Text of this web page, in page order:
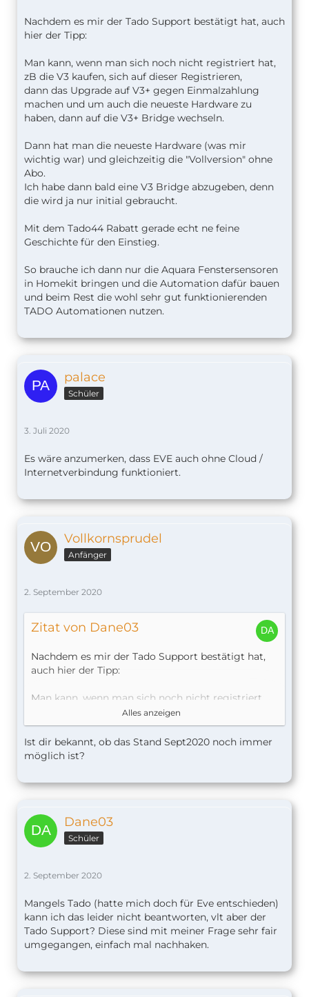
Nachdem es mir der Tado Support bestätigt hat, auch
hier der Tipp:
Man kann, wenn man sich noch nicht registriert hat,
zB die V3 kaufen, sich auf dieser Registrieren,
dann das Upgrade auf V3+ gegen Einmalzahlung
machen und um auch die neueste Hardware zu
haben, dann auf die V3+ Bridge wechseln.
Dann hat man die neueste Hardware (was mir
wichtig war) und gleichzeitig die "Vollversion" ohne
Abo.
Ich habe dann bald eine V3 Bridge abzugeben, denn
die wird ja nur initial gebraucht.
Mit dem Tado44 Rabatt gerade echt ne feine
Geschichte für den Einstieg.
So brauche ich dann nur die Aquara Fenstersensoren
in Homekit bringen und die Automation dafür bauen
und beim Rest die wohl sehr gut funktionierenden
TADO Automationen nutzen.
palace
Schüler
3. Juli 2020
Es wäre anzumerken, dass EVE auch ohne Cloud /
Internetverbindung funktioniert.
Vollkornsprudel
Anfänger
2. September 2020
Zitat von Dane03
Nachdem es mir der Tado Support bestätigt hat,
auch hier der Tipp:
Man kann, wenn man sich noch nicht registriert
hat, zB die V3 kaufen, sich auf dieser Registrieren,
dann das Upgrade auf V3+ gegen Einmalzahlung
machen und um auch die neueste Hardware zu
haben, dann auf die V3+ Bridge wechseln.
Dann hat man die neueste Hardware (was mir
Ich habe dann bald eine V3 Bridge abzugeben,
denn die wird ja nur initial gebraucht.
Geschichte für den Einstieg.
So brauche ich dann nur die Aquara
Fenstersensoren in Homekit bringen und die
Automation dafür bauen und beim Rest die wohl
sehr gut funktionierenden TADO Automationen
Alles anzeigen
Ist dir bekannt, ob das Stand Sept2020 noch immer
möglich ist?
Dane03
Schüler
2. September 2020
Mangels Tado (hatte mich doch für Eve entschieden)
kann ich das leider nicht beantworten, vlt aber der
Tado Support? Diese sind mit meiner Frage sehr fair
umgegangen, einfach mal nachhaken.